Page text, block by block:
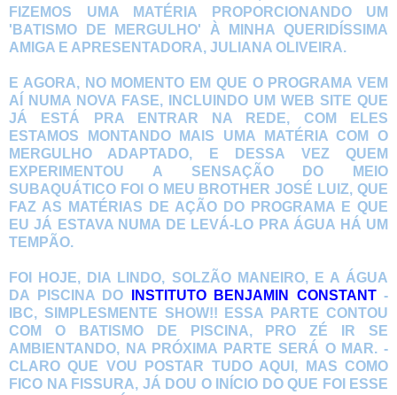
FIZEMOS UMA MATÉRIA PROPORCIONANDO UM
'BATISMO DE MERGULHO' À MINHA QUERIDÍSSIMA
AMIGA E APRESENTADORA, JULIANA OLIVEIRA.
E AGORA, NO MOMENTO EM QUE O PROGRAMA VEM
AÍ NUMA NOVA FASE, INCLUINDO UM WEB SITE QUE
JÁ ESTÁ PRA ENTRAR NA REDE, COM ELES
ESTAMOS MONTANDO MAIS UMA MATÉRIA COM O
MERGULHO ADAPTADO, E DESSA VEZ QUEM
EXPERIMENTOU A SENSAÇÃO DO MEIO
SUBAQUÁTICO FOI O MEU BROTHER JOSÉ LUIZ, QUE
FAZ AS MATÉRIAS DE AÇÃO DO PROGRAMA E QUE
EU JÁ ESTAVA NUMA DE LEVÁ-LO PRA ÁGUA HÁ UM
TEMPÃO.
FOI HOJE, DIA LINDO, SOLZÃO MANEIRO, E A ÁGUA
DA PISCINA DO
INSTITUTO BENJAMIN CONSTANT-
IBC, SIMPLESMENTE SHOW!! ESSA PARTE CONTOU
COM O BATISMO DE PISCINA, PRO ZÉ IR SE
AMBIENTANDO, NA PRÓXIMA PARTE SERÁ O MAR. -
CLARO QUE VOU POSTAR TUDO AQUI, MAS COMO
FICO NA FISSURA, JÁ DOU O INÍCIO DO QUE FOI ESSE